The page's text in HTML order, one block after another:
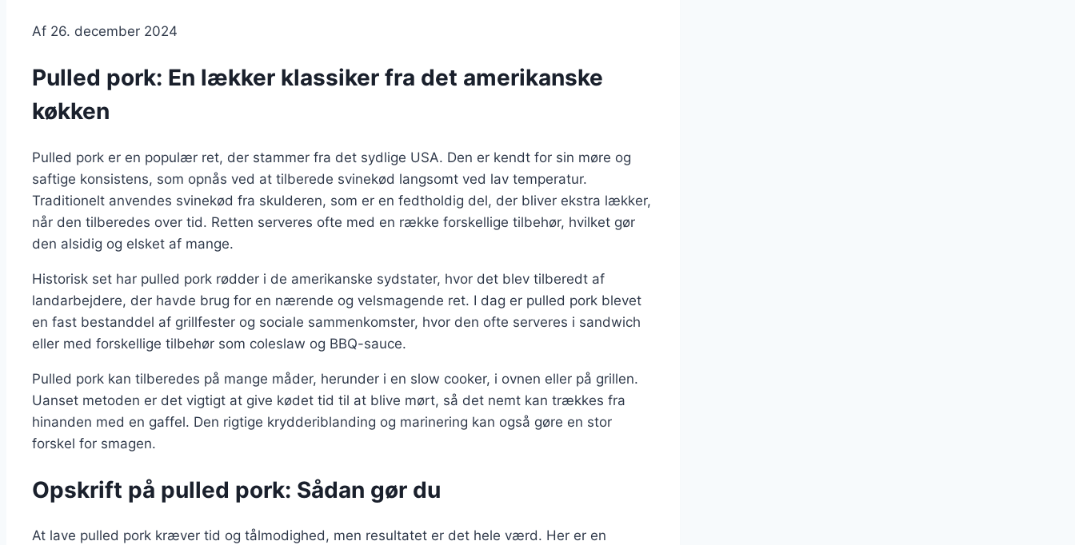
Af 26. december 2024
Pulled pork: En lækker klassiker fra det amerikanske
køkken
Pulled pork er en populær ret, der stammer fra det sydlige USA. Den er kendt for sin møre og
saftige konsistens, som opnås ved at tilberede svinekød langsomt ved lav temperatur.
Traditionelt anvendes svinekød fra skulderen, som er en fedtholdig del, der bliver ekstra lækker,
når den tilberedes over tid. Retten serveres ofte med en række forskellige tilbehør, hvilket gør
den alsidig og elsket af mange.
Historisk set har pulled pork rødder i de amerikanske sydstater, hvor det blev tilberedt af
landarbejdere, der havde brug for en nærende og velsmagende ret. I dag er pulled pork blevet
en fast bestanddel af grillfester og sociale sammenkomster, hvor den ofte serveres i sandwich
eller med forskellige tilbehør som coleslaw og BBQ-sauce.
Pulled pork kan tilberedes på mange måder, herunder i en slow cooker, i ovnen eller på grillen.
Uanset metoden er det vigtigt at give kødet tid til at blive mørt, så det nemt kan trækkes fra
hinanden med en gaffel. Den rigtige krydderiblanding og marinering kan også gøre en stor
forskel for smagen.
Opskrift på pulled pork: Sådan gør du
At lave pulled pork kræver tid og tålmodighed, men resultatet er det hele værd. Her er en